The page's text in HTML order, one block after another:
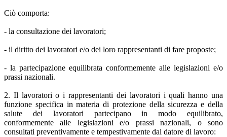
Ciò comporta:
- la consultazione dei lavoratori;
- il diritto dei lavoratori e/o dei loro rappresentanti di fare proposte;
- la partecipazione equilibrata conformemente alle legislazioni e/o
prassi nazionali.
2. Il lavoratori o i rappresentanti dei lavoratori i quali hanno una
funzione specifica in materia di protezione della sicurezza e della
salute dei lavoratori partecipano in modo equilibrato,
conformemente alle legislazioni e/o prassi nazionali, o sono
consultati preventivamente e tempestivamente dal datore di lavoro: